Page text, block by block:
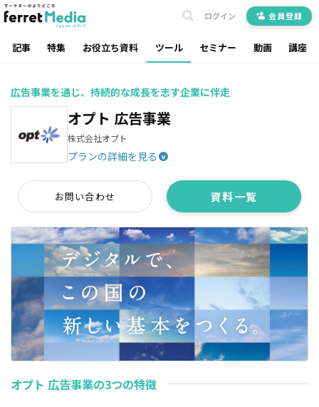
記事 特集 お役立ち資料 ツール セミナー 動画 講座
ログイン 会員登録
広告事業を通じ、持続的な成長を志す企業に伴走
オプト 広告事業
株式会社オプト
プランの詳細を見る ^
お問い合わせ 資料一覧
オプト 広告事業の3つの特徴